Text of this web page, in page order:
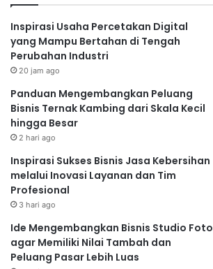
Inspirasi Usaha Percetakan Digital
yang Mampu Bertahan di Tengah
Perubahan Industri
20 jam ago
Panduan Mengembangkan Peluang
Bisnis Ternak Kambing dari Skala Kecil
hingga Besar
2 hari ago
Inspirasi Sukses Bisnis Jasa Kebersihan
melalui Inovasi Layanan dan Tim
Profesional
3 hari ago
Ide Mengembangkan Bisnis Studio Foto
agar Memiliki Nilai Tambah dan
Peluang Pasar Lebih Luas